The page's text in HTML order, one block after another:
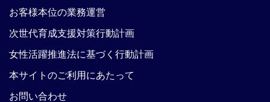
お客様本位の業務運営
次世代育成支援対策行動計画
女性活躍推進法に基づく行動計画
本サイトのご利用にあたって
お問い合わせ